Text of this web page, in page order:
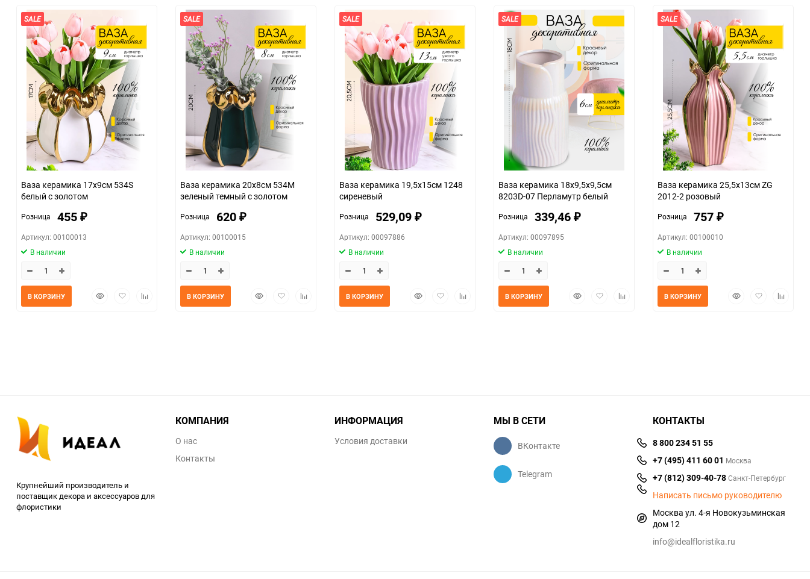
Минимальное количество 1
Количество в коробке 24
Единица измерения шт
SALE
Ваза керамика 17х9см 534S
белый с золотом
Розница 455 ₽
Артикул: 00100013
В наличии
БыстрыйДобавитьДобавить
В КОРЗИНУ
SALE
Ваза керамика 20х8см 534M
зеленый темный с золотом
Розница 620 ₽
Артикул: 00100015
В наличии
БыстрыйДобавитьДобавить
В КОРЗИНУ
SALE
Ваза керамика 19,5х15см 1248
сиреневый
Розница 529,09 ₽
Артикул: 00097886
В наличии
БыстрыйДобавитьДобавить
В КОРЗИНУ
SALE
Ваза керамика 18х9,5х9,5см
8203D-07 Перламутр белый
Розница 339,46 ₽
Артикул: 00097895
В наличии
БыстрыйДобавитьДобавить
В КОРЗИНУ
SALE
Ваза керамика 25,5х13см ZG
2012-2 розовый
Розница 757 ₽
Артикул: 00100010
В наличии
БыстрыйДобавить
В КОРЗИНУ
Крупнейший производитель и
поставщик декора и аксессуаров для
флористики
КОМПАНИЯ
О нас
Контакты
ИНФОРМАЦИЯ
Условия доставки
МЫ В СЕТИ
ВКонтакте
Telegram
КОНТАКТЫ
8 800 234 51 55
+7 (495) 411 60 01 Москва
+7 (812) 309-40-78Санкт-Петербург
Написать письмо руководителю
Москва ул. 4-я Новокузьминская
дом 12
info@idealfloristika.ru